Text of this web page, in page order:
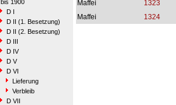
bis 1900
D I
D II (1. Besetzung)
D II (2. Besetzung)
D III
D IV
D V
D VI
Lieferung
Verbleib
D VII
Maffei
1323
Maffei
1324